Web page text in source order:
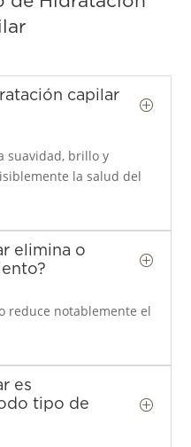
capilar
P
suavidad, brillo y
la salud del
elimina o
P
reduce notablemente el
es
tipo de
P